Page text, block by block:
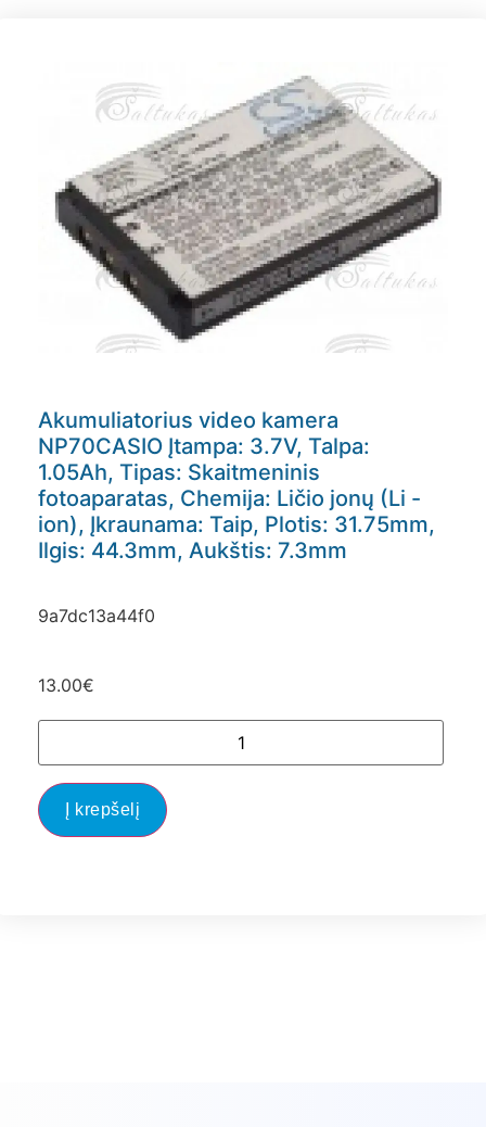
Akumuliatorius video kamera
NP70CASIO Įtampa: 3.7V, Talpa:
1.05Ah, Tipas: Skaitmeninis
fotoaparatas, Chemija: Ličio jonų (Li -
ion), Įkraunama: Taip, Plotis: 31.75mm,
Ilgis: 44.3mm, Aukštis: 7.3mm
9a7dc13a44f0
13.00€
Į krepšelį